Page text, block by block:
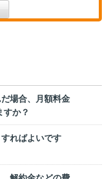
場合、月額料金
すか？
ればよいです